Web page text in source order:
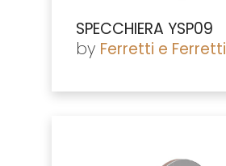
SPECCHIERA YSP09
by Ferretti e Ferretti